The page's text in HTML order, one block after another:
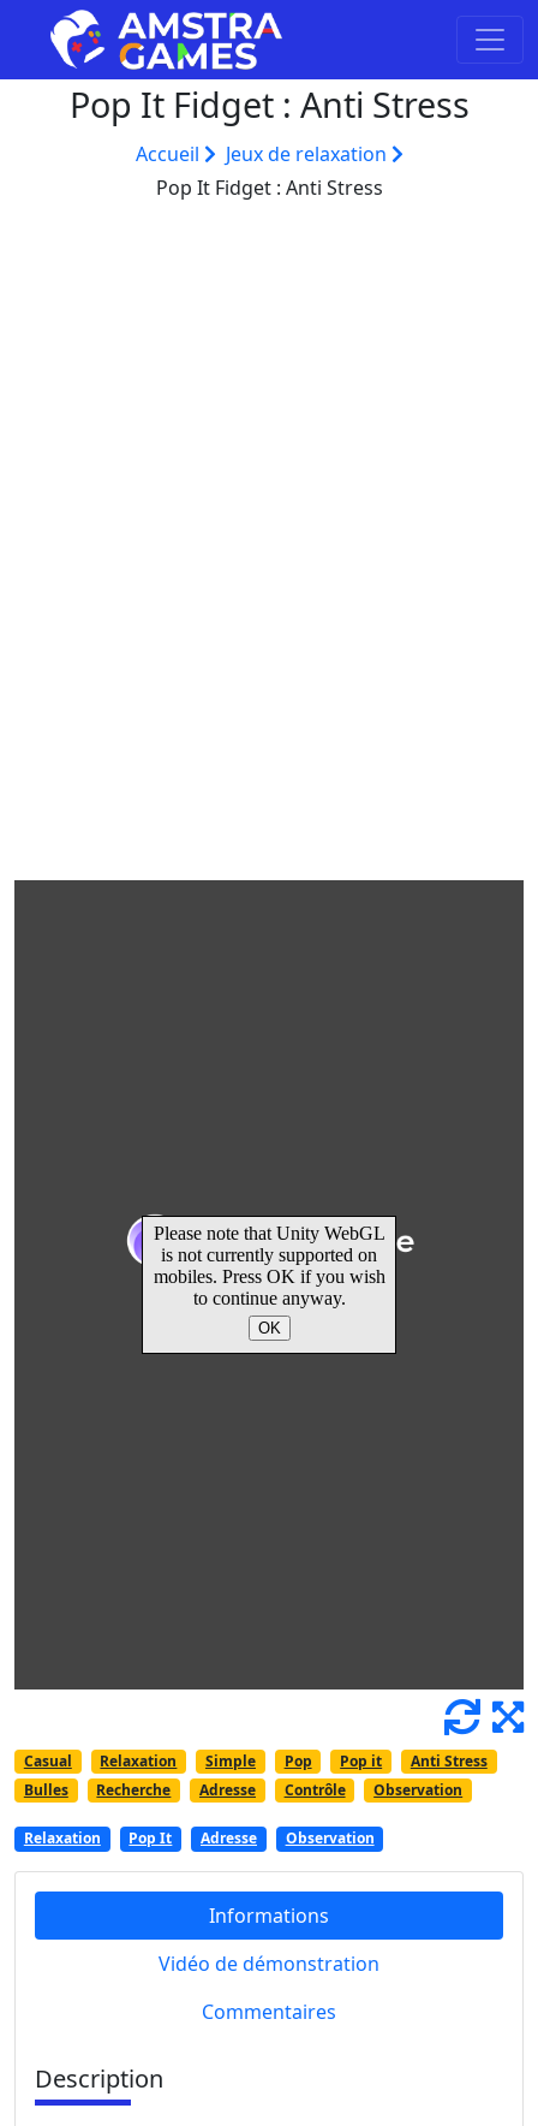
Pop It Fidget : Anti Stress
Accueil
Jeux de relaxation
Pop It Fidget : Anti Stress
Casual Relaxation Simple Pop Pop it
Anti Stress
Bulles
Recherche Adresse Contrôle Observation
Relaxation Pop It Adresse Observation
Informations
Vidéo de démonstration
Commentaires
Description